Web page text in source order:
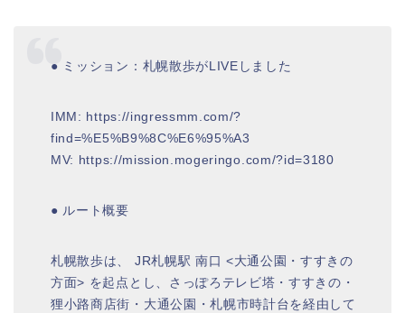
● ミッション：札幌散歩がLIVEしました
IMM: https://ingressmm.com/?
find=%E5%B9%8C%E6%95%A3
MV: https://mission.mogeringo.com/?id=3180
● ルート概要
札幌散歩は、 JR札幌駅 南口 <大通公園・すすきの
方面> を起点とし、さっぽろテレビ塔・すすきの・
狸小路商店街・大通公園・札幌市時計台を経由して